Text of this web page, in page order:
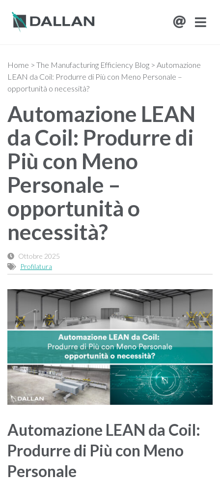
Home > The Manufacturing Efficiency Blog > Automazione
LEAN da Coil: Produrre di Più con Meno Personale –
opportunità o necessità?
Automazione LEAN
da Coil: Produrre di
Più con Meno
Personale –
opportunità o
necessità?
Ottobre 2025
Profilatura
Automazione LEAN da Coil:
Produrre di Più con Meno
Personale